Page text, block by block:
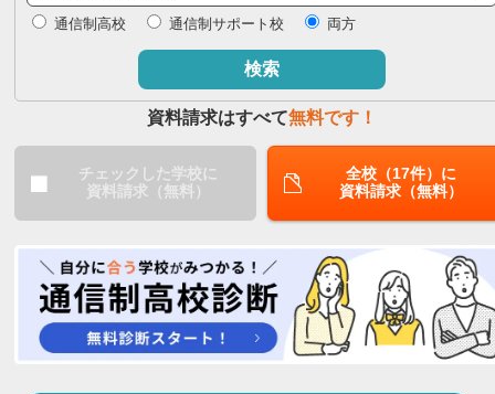
通信制高校 通信制サポート校 両方
検索
資料請求はすべて無料です！
チェックした学校に
資料請求（無料）
全校（17件）に
資料請求（無料）